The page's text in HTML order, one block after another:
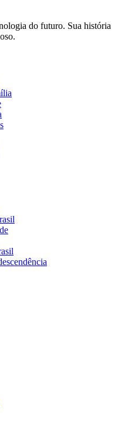
do futuro. Sua história